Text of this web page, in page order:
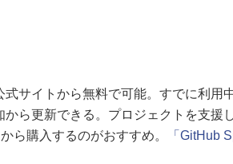
サイトから無料で可能。すでに利用
ら更新できる。プロジェクトを支援
ら購入するのがおすすめ。
「GitHub